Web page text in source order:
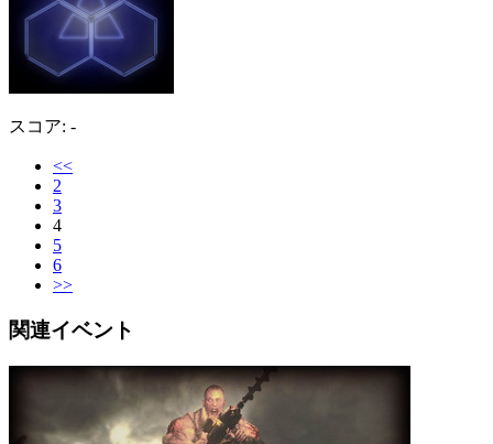
スコア: -
<<
2
3
4
5
6
>>
関連イベント